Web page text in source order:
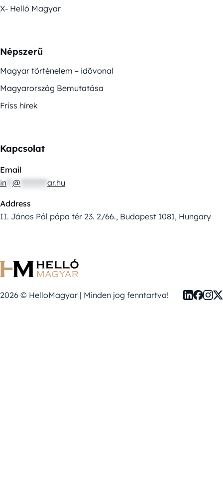
X- Helló Magyar
Népszerű
Magyar történelem – idővonal
Magyarország Bemutatása
Friss hírek
Kapcsolat
Email
in @ ar.hu
Address
II. János Pál pápa tér 23. 2/66., Budapest 1081, Hungary
2026 © HelloMagyar | Minden jog fenntartva!